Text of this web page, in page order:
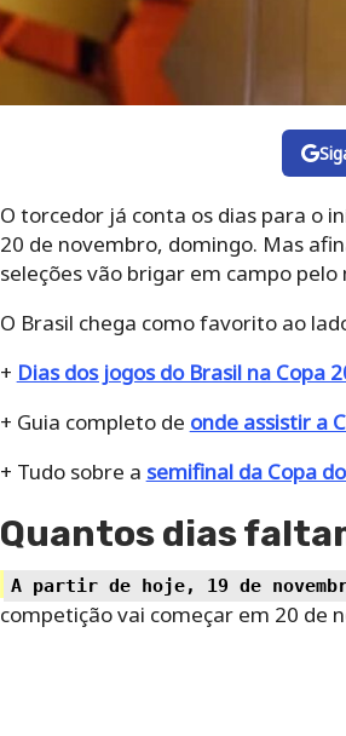
O torcedor já conta os dias para o
20 de novembro, domingo. Mas
seleções vão brigar em campo
O Brasil chega como favorito ao
+ Dias dos jogos do Brasil na Copa
+ Guia completo de onde assistir a
+ Tudo sobre a semifinal da Copa
Quantos dias
A partir de hoje, 19 de
competição vai começar em 20 de